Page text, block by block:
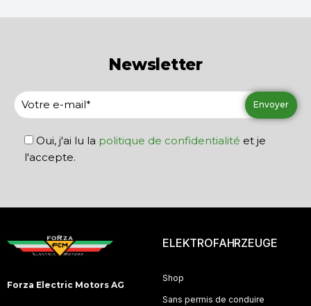
Newsletter
Oui, j'ai lu la politique de confidentialité et je
l'accepte.
Forza Electric Motors AG
ELEKTROFAHRZEUGE
Shop
Sans permis de conduire